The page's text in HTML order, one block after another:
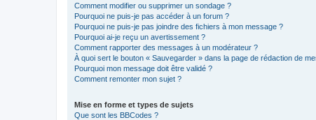
Comment modifier ou supprimer un sondage ?
Pourquoi ne puis-je pas accéder à un forum ?
Pourquoi ne puis-je pas joindre des fichiers à mon message ?
Pourquoi ai-je reçu un avertissement ?
Comment rapporter des messages à un modérateur ?
À quoi sert le bouton « Sauvegarder » dans la page de rédaction de
Pourquoi mon message doit être validé ?
Comment remonter mon sujet ?
Mise en forme et types de sujets
Que sont les BBCodes ?